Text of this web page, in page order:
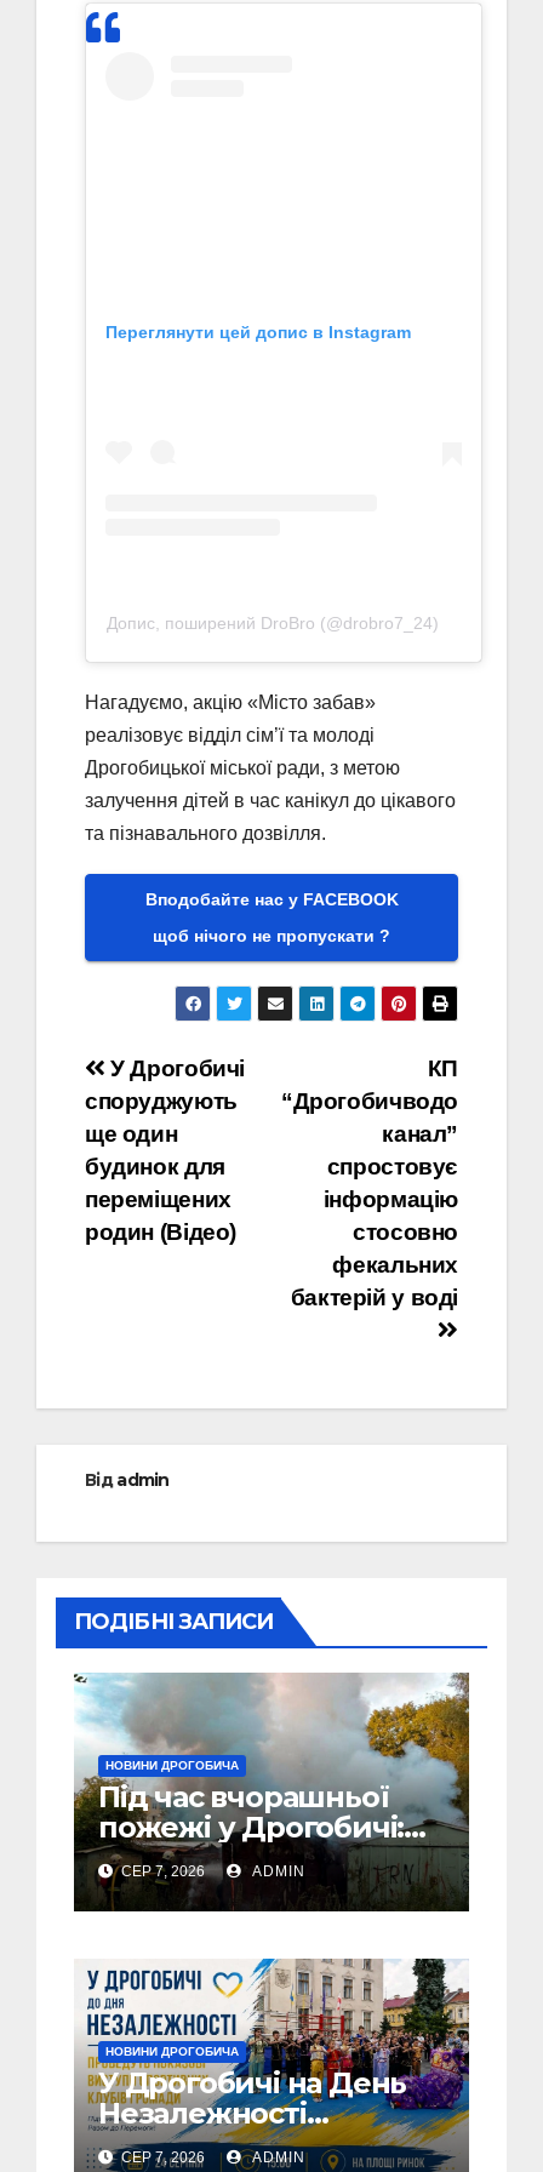
Переглянути цей допис в Instagram
Допис, поширений DroBro (@drobro7_24)
Нагадуємо, акцію «Місто забав»
реалізовує відділ сім’ї та молоді
Дрогобицької міської ради, з метою
залучення дітей в час канікул до цікавого
та пізнавального дозвілля.
Вподобайте нас у FACEBOOK
щоб нічого не пропускати ?
Навігація
записів
КП
“Дрогобичводо
канал”
спростовує
інформацію
стосовно
фекальних
бактерій у воді
У Дрогобичі
споруджують
ще один
будинок для
переміщених
родин (Відео)
Відadmin
ПОДІБНІ ЗАПИСИ
НОВИНИ ДРОГОБИЧА
Під час вчорашньої
пожежі у Дрогобичі:
“врятовано” 4 гаражі
(Відео)
СЕР 7, 2026 ADMIN
НОВИНИ ДРОГОБИЧА
У Дрогобичі на День
Незалежності
виступатимуть
СЕР 7, 2026 ADMIN